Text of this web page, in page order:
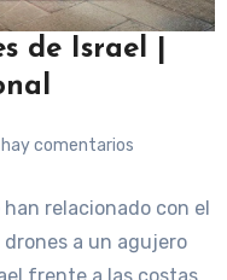
de Israel |
hay comentarios
han relacionado con el
a un agujero